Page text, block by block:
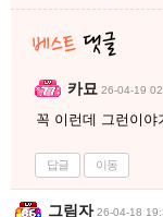
카묘 26-04-19
꼭 이런데 그런이야
답글 이동
그림자 26-04-18